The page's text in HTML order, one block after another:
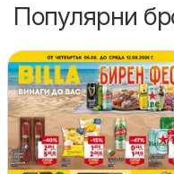
Популярни